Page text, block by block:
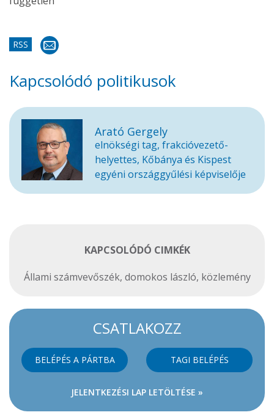
RSS
Kapcsolódó politikusok
Arató Gergely
elnökségi tag, frakcióvezető-
helyettes, Kőbánya és Kispest
egyéni országgyűlési képviselője
KAPCSOLÓDÓ CIMKÉK
Állami számvevőszék, domokos lászló, közlemény
CSATLAKOZZ
BELÉPÉS A PÁRTBA TAGI BELÉPÉS
JELENTKEZÉSI LAP LETÖLTÉSE »